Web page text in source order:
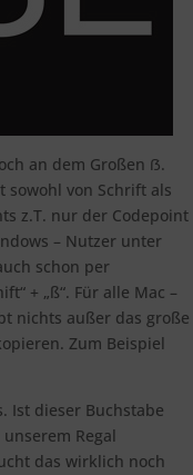
an dem Großen ẞ.
sowohl von Schrift als
z.T. nur der Codepoint
– Nutzer unter
schon per
+ „ß“. Für alle Mac –
nichts außer das große
Zum Beispiel
Ist dieser Buchstabe
Regal
das wirklich noch